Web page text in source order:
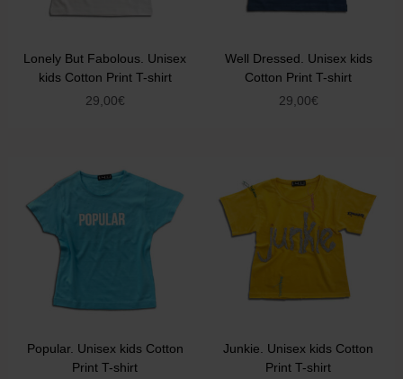
Lonely But Fabolous. Unisex
kids Cotton Print T-shirt
29,00€
Well Dressed. Unisex kids
Cotton Print T-shirt
29,00€
Popular. Unisex kids Cotton
Print T-shirt
Junkie. Unisex kids Cotton
Print T-shirt